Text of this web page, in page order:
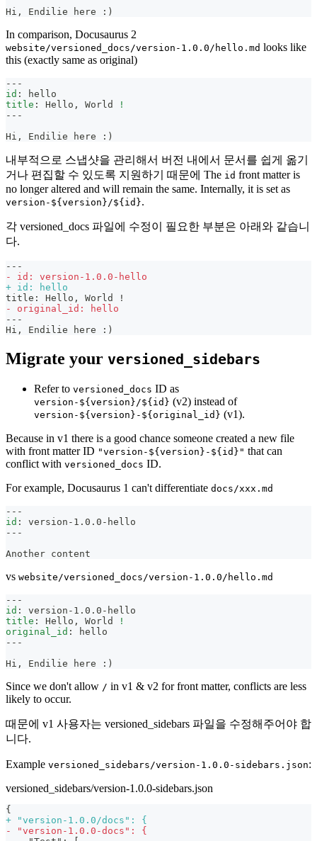
Hi, Endilie here :)
In comparison, Docusaurus 2
website/versioned_docs/version-1.0.0/hello.md looks like
this (exactly same as original)
---
id :
hello
title : Hello , World
!
---
Hi, Endilie here :)
내부적으로 스냅샷을 관리해서 버전 내에서 문서를 쉽게 옮기
거나 편집할 수 있도록 지원하기 때문에 The id front matter is
no longer altered and will remain the same. Internally, it is set as
version-${version}/${id}.
각 versioned_docs 파일에 수정이 필요한 부분은 아래와 같습니
다.
---
-
id: version-1.0.0-hello
+ id: hello
title: Hello, World !
-
original_id: hello
---
Hi, Endilie here :)
Migrate your versioned_sidebars
Refer to versioned_docs ID as
version-${version}/${id} (v2) instead of
version-${version}-${original_id} (v1).
Because in v1 there is a good chance someone created a new file
with front matter ID "version-${version}-${id}" that can
conflict with versioned_docs ID.
For example, Docusaurus 1 can't differentiate docs/xxx.md
---
id : version - 1.0.0 - hello
---
Another content
vs website/versioned_docs/version-1.0.0/hello.md
---
id : version - 1.0.0 - hello
title : Hello , World
!
original_id :
hello
---
Hi, Endilie here :)
Since we don't allow / in v1 & v2 for front matter, conflicts are less
likely to occur.
때문에 v1 사용자는 versioned_sidebars 파일을 수정해주어야 합
니다.
Example versioned_sidebars/version-1.0.0-sidebars.json:
versioned_sidebars/version-1.0.0-sidebars.json
{
+ "version-1.0.0/docs": {
-
"version-1.0.0-docs": {